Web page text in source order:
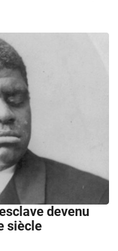
devenu
siècle